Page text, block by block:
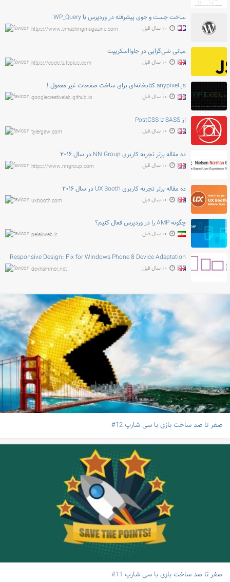
ساخت جست و جوی پیشرفته در وردپرس با WP_Query
https://www.smashingmagazine.com ۱۰ سال قبل
مبانی شی‌گرایی در جاوااسکریپت
https://code.tutsplus.com ۱۰ سال قبل
anypixel.js کتابخانه‌ای برای ساخت صفحات غیر معمول !
googlecreativelab.github.io ۱۰ سال قبل
از SASS تا PostCSS
tylergaw.com ۱۰ سال قبل
ده مقاله برتر تجربه کاربری NN Group در سال ۲۰۱۶
https://www.nngroup.com ۱۰ سال قبل
ده مقاله برتر تجربه کاربری UX Booth در سال ۲۰۱۶
uxbooth.com ۱۰ سال قبل
چگونه AMP را در وردپرس فعال کنیم؟
pelakweb.ir ۱۰ سال قبل
Responsive Design: Fix for Windows Phone 8 Device Adaptation
devhammer.net ۱۰ سال قبل
صفر تا صد ساخت بازی با سی شارپ 12#
صفر تا صد ساخت بازی با سی شارپ 11#